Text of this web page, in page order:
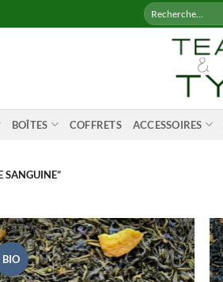
Recherche
pour :
BOÎTES COFFRETS ACCESSOIRES
SANGUINE”
BIO